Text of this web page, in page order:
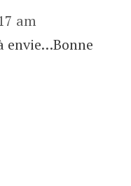
am
envie…Bonne